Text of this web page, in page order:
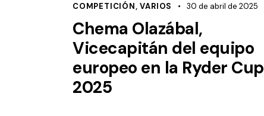
COMPETICIÓN,VARIOS 30 de abril de 2025
Chema Olazábal,
Vicecapitán del equipo
europeo en la Ryder Cup
2025